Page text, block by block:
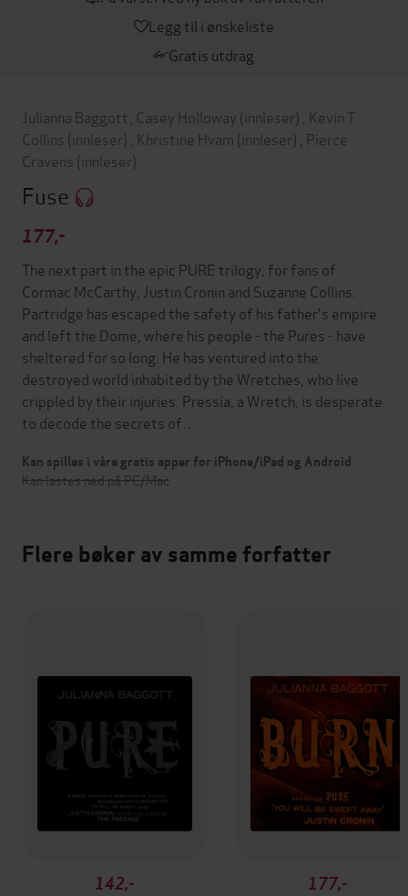
Legg til i ønskeliste
Gratis utdrag
Julianna Baggott Casey Holloway (innleser) Kevin T
Collins (innleser) Khristine Hvam (innleser) Pierce
Cravens (innleser)
Fuse
177,-
The next part in the epic PURE trilogy, for fans of
Cormac McCarthy, Justin Cronin and Suzanne Collins.
Partridge has escaped the safety of his father's empire
and left the Dome, where his people - the Pures - have
sheltered for so long. He has ventured into the
destroyed world inhabited by the Wretches, who live
crippled by their injuries. Pressia, a Wretch, is desperate
to decode the secrets of…
Kan spilles i våre gratis apper for iPhone/iPad og Android
Kan lastes ned på PC/Mac
Flere bøker av samme forfatter
142,-
177,-